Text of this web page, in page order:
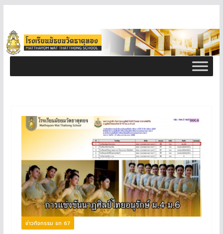
ข่าวกิจกรรม ธท 67